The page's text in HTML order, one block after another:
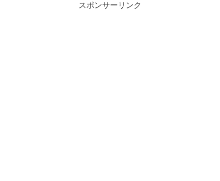
スポンサーリンク